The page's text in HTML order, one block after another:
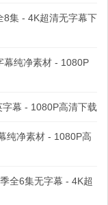
8集 - 4K超清无字幕下
幕纯净素材 - 1080P
幕 - 1080P高清下载
纯净素材 - 1080P高
全6集无字幕 - 4K超